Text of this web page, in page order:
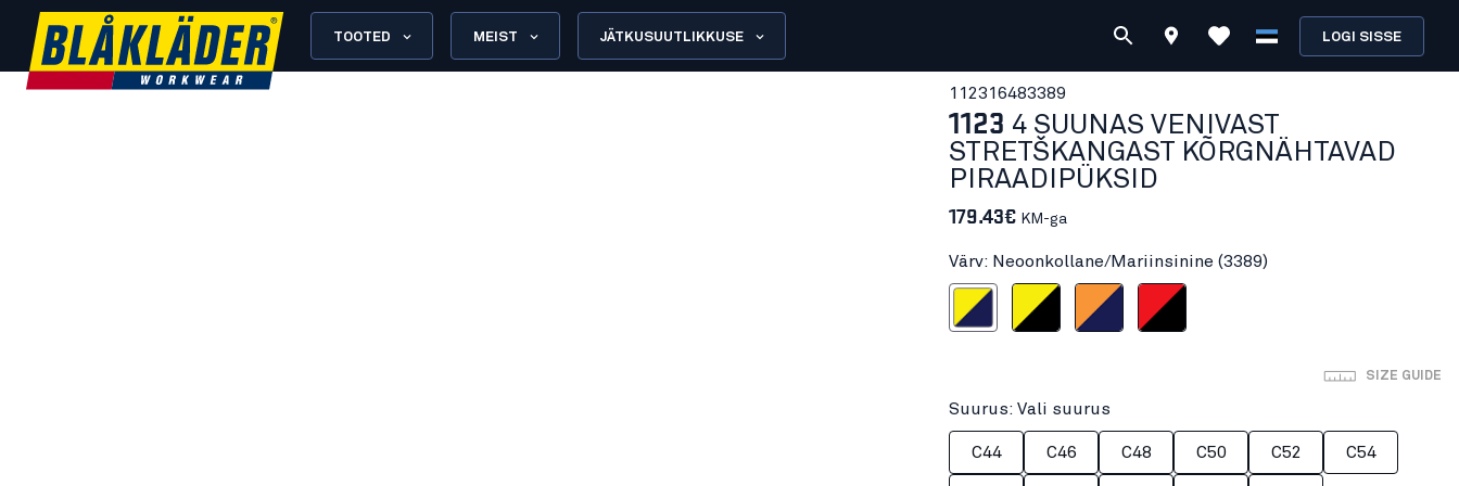
TOOTED MEIST JÄTKUSUUTLIKKUSE LOGI SISSE
112316483389
1123 4 SUUNAS VENIVAST
STRETŠKANGAST KÕRGNÄHTAVAD
PIRAADIPÜKSID
179.43€ KM-ga
Värv: Neoonkollane/Mariinsinine (3389)
Neoonkollane/Mariinsinine
Neoonkollane/Must
Neoonoranž/Mariinsinine
Neoonpunane/Must
SIZE GUIDE
Suurus: Vali suurus
C44 C46 C48 C50 C52 C54